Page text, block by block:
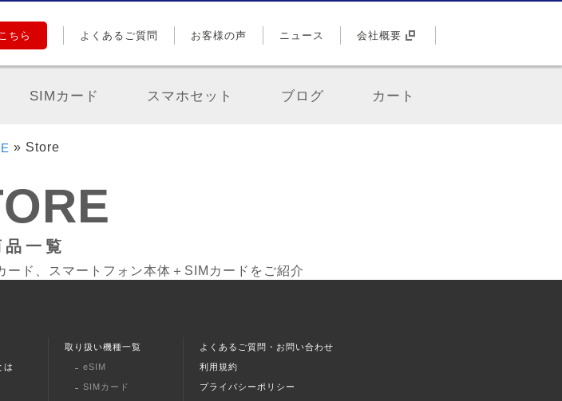
ちら よくあるご質問 お客様の声 ニュース 会社概要
SIMカード スマホセット ブログ カート
» Store
品一覧
ド、スマートフォン本体＋SIMカードをご紹介
は
取り扱い機種一覧
eSIM
SIMカード
よくあるご質問・お問い合わせ
利用規約
プライバシーポリシー